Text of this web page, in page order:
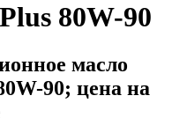
80W-90
масло
90; цена на